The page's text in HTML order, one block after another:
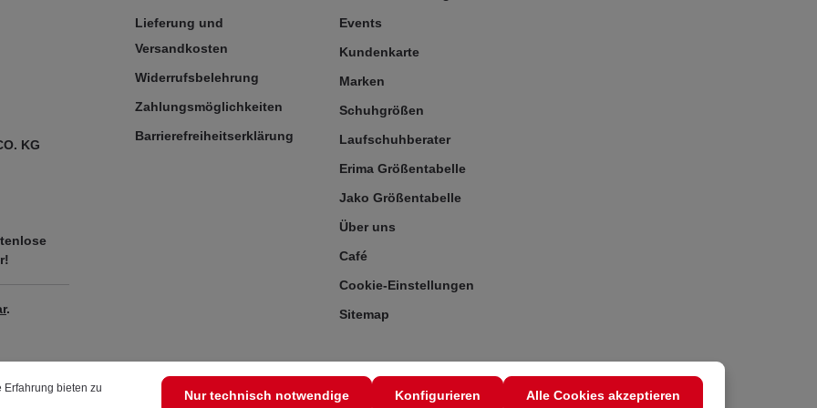
KG
.
Lieferung und
Versandkosten
Widerrufsbelehrung
Zahlungsmöglichkeiten
Barrierefreiheitserklärung
Events
Kundenkarte
Marken
Schuhgrößen
Laufschuhberater
Erima Größentabelle
Jako Größentabelle
Über uns
Café
Cookie-Einstellungen
Sitemap
bieten zu
Nur technisch notwendige Konfigurieren Alle Cookies akzeptieren